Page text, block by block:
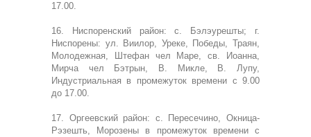
17.00.
16. Ниспоренский район: с. Бэлэурешты; г.
Ниспорены: ул. Виилор, Уреке, Победы, Траян,
Молодежная, Штефан чел Маре, св. Иоанна,
Мирча чел Бэтрын, В. Микле, В. Лупу,
Индустриальная в промежуток времени с 9.00
до 17.00.
17. Оргеевский район: с. Пересечино, Окница-
Рэзешть, Морозены в промежуток времени с